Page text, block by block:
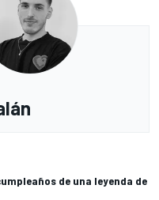
de una leyenda de